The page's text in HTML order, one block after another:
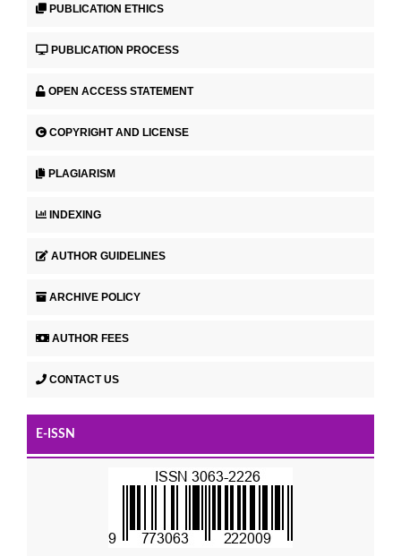
PUBLICATION ETHICS
PUBLICATION PROCESS
OPEN ACCESS STATEMENT
COPYRIGHT AND LICENSE
PLAGIARISM
INDEXING
AUTHOR GUIDELINES
ARCHIVE POLICY
AUTHOR FEES
CONTACT US
E-ISSN